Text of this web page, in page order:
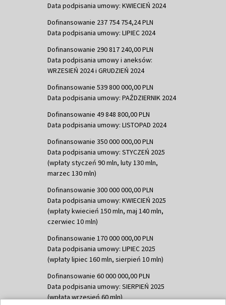
Data podpisania umowy: KWIECIEŃ 2024
Dofinansowanie 237 754 754,24 PLN
Data podpisania umowy: LIPIEC 2024
Dofinansowanie 290 817 240,00 PLN
Data podpisania umowy i aneksów:
WRZESIEŃ 2024 i GRUDZIEŃ 2024
Dofinansowanie 539 800 000,00 PLN
Data podpisania umowy: PAŹDZIERNIK 2024
Dofinansowanie 49 848 800,00 PLN
Data podpisania umowy: LISTOPAD 2024
Dofinansowanie 350 000 000,00 PLN
Data podpisania umowy: STYCZEŃ 2025
(wpłaty styczeń 90 mln, luty 130 mln,
marzec 130 mln)
Dofinansowanie 300 000 000,00 PLN
Data podpisania umowy: KWIECIEŃ 2025
(wpłaty kwiecień 150 mln, maj 140 mln,
czerwiec 10 mln)
Dofinansowanie 170 000 000,00 PLN
Data podpisania umowy: LIPIEC 2025
(wpłaty lipiec 160 mln, sierpień 10 mln)
Dofinansowanie 60 000 000,00 PLN
Data podpisania umowy: SIERPIEŃ 2025
(wpłata wrzesień 60 mln)